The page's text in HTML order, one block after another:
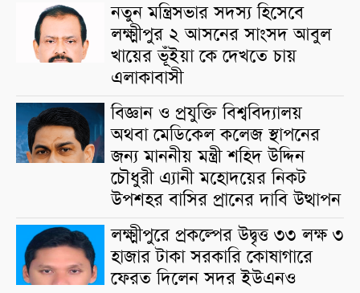
নতুন মন্ত্রিসভার সদস্য হিসেবে
লক্ষ্মীপুর ২ আসনের সাংসদ আবুল
খায়ের ভূঁইয়া কে দেখতে চায়
এলাকাবাসী
বিজ্ঞান ও প্রযুক্তি বিশ্ববিদ্যালয়
অথবা মেডিকেল কলেজ স্থাপনের
জন্য মাননীয় মন্ত্রী শহিদ উদ্দিন
চৌধুরী এ্যানী মহোদয়ের নিকট
উপশহর বাসির প্রানের দাবি উত্থাপন
লক্ষ্মীপুরে প্রকল্পের উদ্বৃত্ত ৩৩ লক্ষ ৩
হাজার টাকা সরকারি কোষাগারে
ফেরত দিলেন সদর ইউএনও